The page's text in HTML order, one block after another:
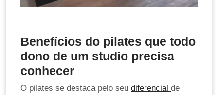
Benefícios do pilates que todo
dono de um studio precisa
conhecer
O pilates se destaca pelo seu diferencial de